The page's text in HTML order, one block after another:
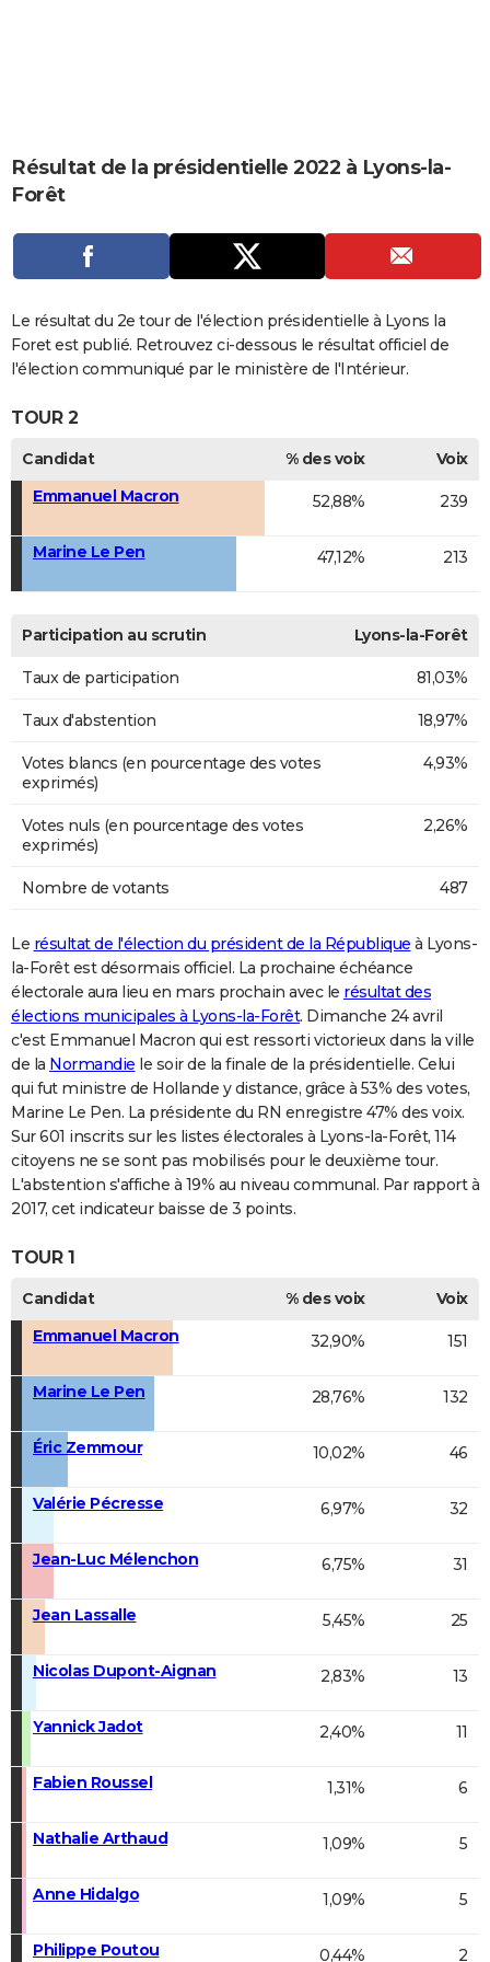
CARTE DE VOEUX
Carte de Noël
Carte Bonne année
Carte Saint-Valentin
Carte Pâques
Carte d'anniversaire
DICTIONNAIRE
Dictionnaire
Biographies
Expressions
Proverbes
PROGRAMME TV
S'inscrire
Se connecter
Lycées
Collèges
Primaires
Universités
Entreprises
Service militaire
Avis de recherche
AVIS DE DÉCÈS
Bricolage
Lifestyle
Culture
Sport
Auto
Television
Voyage
Cinema
Résultat de la présidentielle 2022 à Lyons-la-
Forêt
Le résultat du 2e tour de l'élection présidentielle à Lyons la
Foret est publié. Retrouvez ci-dessous le résultat officiel de
l'élection communiqué par le ministère de l'Intérieur.
TOUR 2
Candidat % des voix
Voix
Emmanuel Macron
52,88% 239
Marine Le Pen 47,12% 213
Participation au scrutin Lyons-la-Forêt
Taux de participation 81,03%
Taux d'abstention 18,97%
Votes blancs (en pourcentage des votes
exprimés)
4,93%
Votes nuls (en pourcentage des votes
exprimés)
2,26%
Nombre de votants 487
Le résultat de l'élection du président de la République à Lyons-
la-Forêt est désormais officiel. La prochaine échéance
électorale aura lieu en mars prochain avec le résultat des
élections municipales à Lyons-la-Forêt. Dimanche 24 avril
c'est Emmanuel Macron qui est ressorti victorieux dans la ville
de la Normandie le soir de la finale de la présidentielle. Celui
qui fut ministre de Hollande y distance, grâce à 53% des votes,
Marine Le Pen. La présidente du RN enregistre 47% des voix.
Sur 601 inscrits sur les listes électorales à Lyons-la-Forêt, 114
citoyens ne se sont pas mobilisés pour le deuxième tour.
L'abstention s'affiche à 19% au niveau communal. Par rapport à
2017, cet indicateur baisse de 3 points.
TOUR 1
Candidat % des voix
Voix
Emmanuel Macron
32,90% 151
Marine Le Pen 28,76% 132
Éric Zemmour 10,02% 46
Valérie Pécresse 6,97% 32
Jean-Luc Mélenchon 6,75% 31
Jean Lassalle 5,45% 25
Nicolas Dupont-Aignan 2,83% 13
Yannick Jadot 2,40% 11
Fabien Roussel 1,31% 6
Nathalie Arthaud 1,09% 5
Anne Hidalgo 1,09% 5
Philippe Poutou 0,44% 2